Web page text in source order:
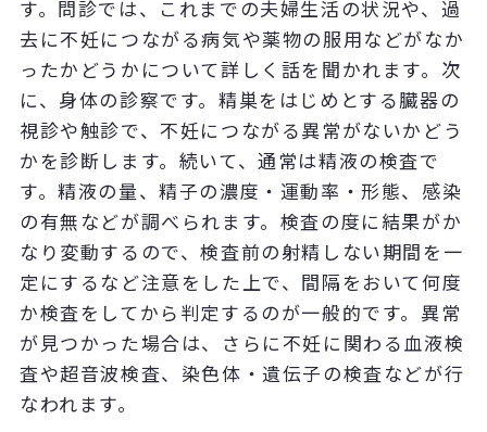
す。問診では、これまでの夫婦生活の状況や、過
去に不妊につながる病気や薬物の服用などがなか
ったかどうかについて詳しく話を聞かれます。次
に、身体の診察です。精巣をはじめとする臓器の
視診や触診で、不妊につながる異常がないかどう
かを診断します。続いて、通常は精液の検査で
す。精液の量、精子の濃度・運動率・形態、感染
の有無などが調べられます。検査の度に結果がか
なり変動するので、検査前の射精しない期間を一
定にするなど注意をした上で、間隔をおいて何度
か検査をしてから判定するのが一般的です。異常
が見つかった場合は、さらに不妊に関わる血液検
査や超音波検査、染色体・遺伝子の検査などが行
なわれます。